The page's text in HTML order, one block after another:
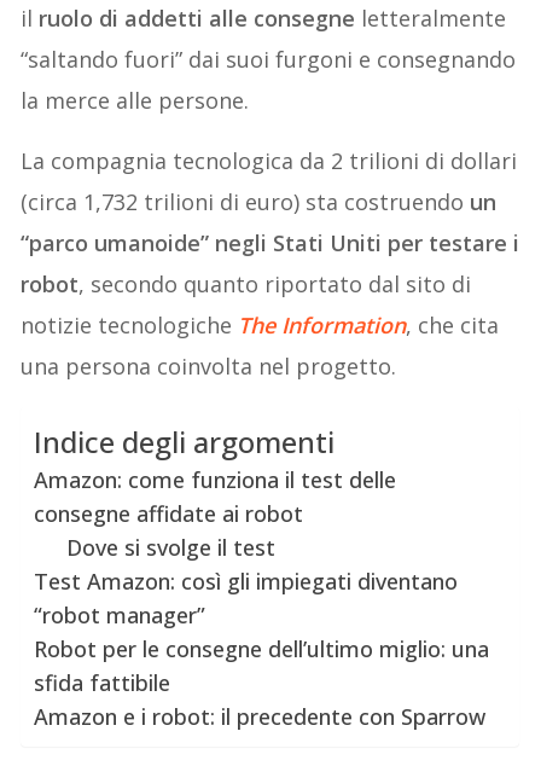
il ruolo di addetti alle consegne letteralmente
“saltando fuori” dai suoi furgoni e consegnando
la merce alle persone.
La compagnia tecnologica da 2 trilioni di dollari
(circa 1,732 trilioni di euro) sta costruendo un
“parco umanoide” negli Stati Uniti per testare i
robot, secondo quanto riportato dal sito di
notizie tecnologiche The Information, che cita
una persona coinvolta nel progetto.
Indice degli argomenti
Amazon: come funziona il test delle
consegne affidate ai robot
Dove si svolge il test
Test Amazon: così gli impiegati diventano
“robot manager”
Robot per le consegne dell’ultimo miglio: una
sfida fattibile
Amazon e i robot: il precedente con Sparrow